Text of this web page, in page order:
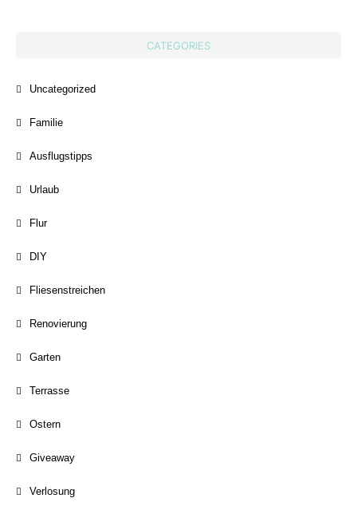
CATEGORIES
Uncategorized
Familie
Ausflugstipps
Urlaub
Flur
DIY
Fliesenstreichen
Renovierung
Garten
Terrasse
Ostern
Giveaway
Verlosung